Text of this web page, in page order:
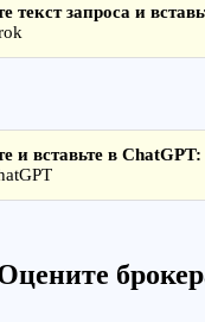
текст запроса и
и вставьте в ChatGPT: